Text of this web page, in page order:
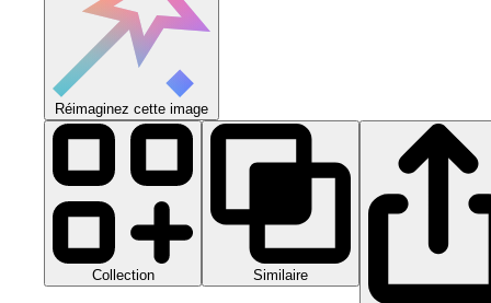
Réimaginez cette image
Collection Similaire